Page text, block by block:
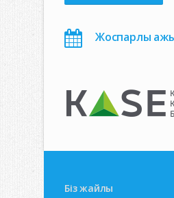
Жоспарлы
Біз жайлы